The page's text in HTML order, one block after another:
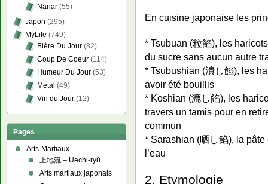
En cuisine japonaise les
* Tsubuan (粒餡), les
du sucre sans aucun autre
* Tsubushian (潰し餡), les
avoir été bouillis
* Koshian (漉し餡), les
travers un tamis pour en
commun
* Sarashian (晒し餡), la
l’eau
2. Etymologie
Nanar (55)
Japon (295)
MyLife (749)
Bière Du Jour (82)
Coup De Coeur (114)
Humeur Du Jour (53)
Metal (49)
Vin du Jour (12)
Pages
Arts-Martiaux
上地流 – Uechi-ryū
Arts martiaux japonais